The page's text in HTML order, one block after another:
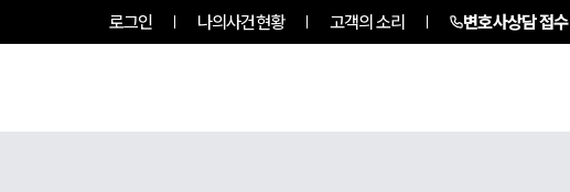
로그인 나의사건현황 고객의 소리 변호사상담 접수